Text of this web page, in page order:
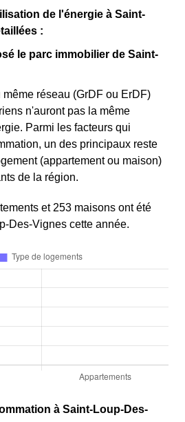
de l'énergie à Saint-
:
le parc immobilier de Saint-
réseau (GrDF ou ErDF)
n'auront pas la même
Parmi les facteurs qui
un des principaux reste
(appartement ou maison)
de la région.
et 253 maisons ont été
Des-Vignes cette année.
à Saint-Loup-Des-